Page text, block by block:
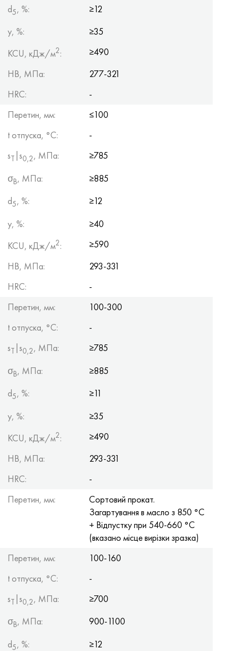
d5, %:
≥12
y, %:
≥35
KCU, кДж/м2:
≥490
HB, МПа:
277-321
HRC:
-
Перетин, мм:
≤100
t отпуска, °C:
-
sТ |s0,2, МПа:
≥785
σB, МПа:
≥885
d5, %:
≥12
y, %:
≥40
KCU, кДж/м2:
≥590
HB, МПа:
293-331
HRC:
-
Перетин, мм:
100-300
t отпуска, °C:
-
sТ |s0,2, МПа:
≥785
σB, МПа:
≥885
d5, %:
≥11
y, %:
≥35
KCU, кДж/м2:
≥490
HB, МПа:
293-331
HRC:
-
Перетин, мм:
Сортовий прокат.
Загартування в масло з 850 °С
+ Відпустку при 540-660 °С
(вказано місце вирізки зразка)
Перетин, мм:
100-160
t отпуска, °C:
-
sТ |s0,2, МПа:
≥700
σB, МПа:
900-1100
d5, %:
≥12